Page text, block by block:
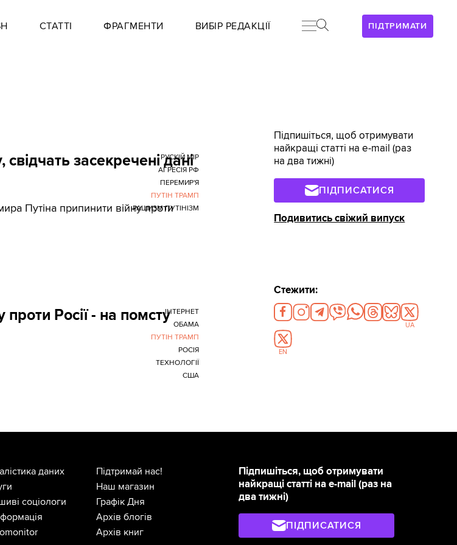
ПІДТРИМАТИ
СТАТТІ ФРАГМЕНТИ ВИБІР РЕДАКЦІЇ
засекречені дані
Путіна припинити війну проти
РУСКІЙ МІР
АГРЕСІЯ РФ
ПЕРЕМИР'Я
ПУТІН ТРАМП
РАШИЗМ ПУТІНІЗМ
Росії - на помстуІНТЕРНЕТ
ОБАМА
ПУТІН ТРАМП
РОСІЯ
ТЕХНОЛОГІЇ
США
Підпишіться, щоб отримувати
найкращі статті на e-mail (раз
на два тижні)
ПІДПИСАТИСЯ
Подивитись свіжий випуск
Стежити:
UA
EN
Підпишіться, щоб отримувати
найкращі статті на e-mail (раз на
два тижні)
ПІДПИСАТИСЯ
даних
соціологи
Підтримай нас!
Наш магазин
Графік Дня
Архів блогів
Архів книг